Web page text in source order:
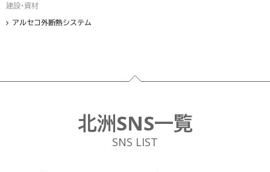
建設・資材
アルセコ外断熱システム
フッター
北洲SNS一覧
SNS LIST